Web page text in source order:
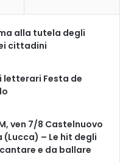
alla tutela degli
cittadini
Festa de
ven 7/8 Castelnuovo
– Le hit degli
e da ballare